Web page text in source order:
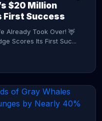
$20 Million
First Success
Already Took Over! 🦌
Scores Its First Suc...